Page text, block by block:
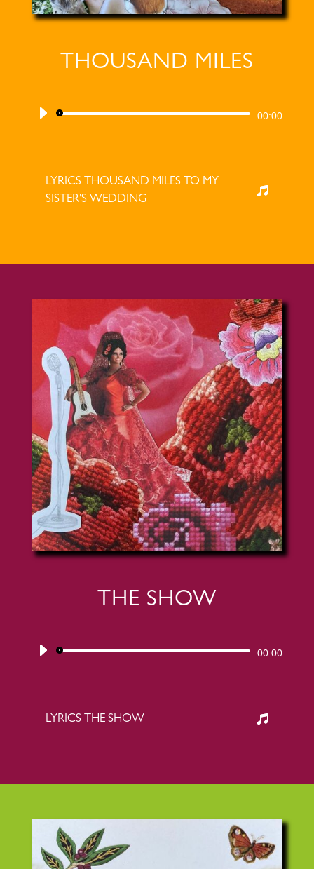
THOUSAND MILES
Audiospeler 00:00
LYRICS THOUSAND MILES TO MY
SISTER'S WEDDING
THE SHOW
Audiospeler 00:00
LYRICS THE SHOW